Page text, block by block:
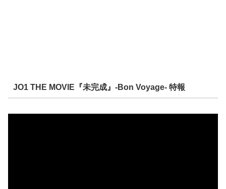
JO1 THE MOVIE『未完成』-Bon Voyage- 特報